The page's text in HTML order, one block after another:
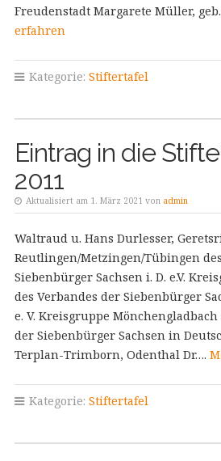
Freudenstadt Margarete Müller,
erfahren
Kategorie: Stiftertafel
Eintrag in die
2011
Aktualisiert am 1. März 2021 von admin
Waltraud u. Hans Durlesser,
Reutlingen/Metzingen/Tübingen
Siebenbürger Sachsen i. D. e.V.
des Verbandes der Siebenbürger
e. V. Kreisgruppe Mönchengladbach
der Siebenbürger Sachsen in
Terplan-Trimborn, Odenthal Dr….
Kategorie: Stiftertafel